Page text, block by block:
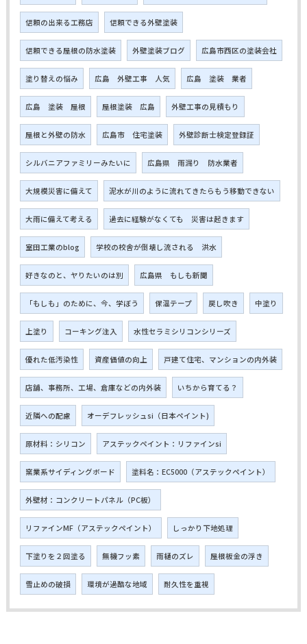
信頼の出来る工務店 信頼できる外壁塗装
信頼できる屋根の防水塗装 外壁塗装ブログ 広島市西区の塗装会社
塗り替えの悩み 広島 外壁工事 人気 広島 塗装 業者
広島 塗装 屋根 屋根塗装 広島 外壁工事の見積もり
屋根と外壁の防水 広島市 住宅塗装 外壁診断士検定登録証
シルバニアファミリーみたいに 広島県 雨漏り 防水業者
大規模災害に備えて 泥水が川のように流れてきたらもう移動できない
大雨に備えて考える 過去に経験がなくても 災害は起きます
室田工業のblog 学校の校舎が倒壊し流される 洪水
好きなのと、ヤりたいのは別 広島県 もしも新聞
「もしも」のために、今、学ぼう 保温テープ 戻し吹き 中塗り
上塗り コーキング注入 水性セラミシリコンシリーズ
優れた低汚染性 資産価値の向上 戸建て住宅、マンションの内外装
店舗、事務所、工場、倉庫などの内外装 いちから育てる？
近隣への配慮 オーデフレッシュsi（日本ペイント)
原材料：シリコン アステックペイント：リファインsi
窯業系サイディングボード 塗料名：EC5000（アステックペイント）
外壁材：コンクリートパネル（PC板）
リファインMF（アステックペイント） しっかり下地処理
下塗りを２回塗る 無機フッ素 雨樋のズレ 屋根板金の浮き
雪止めの破損 環境が過酷な地域 耐久性を重視